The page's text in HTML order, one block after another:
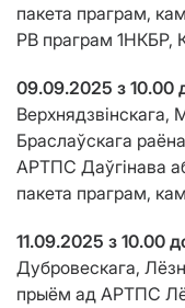
пакета праграм,
РВ праграм 1НКБР,
09.09.2025 з 10.00
Верхнядзвінскага,
Браслаўскага
АРТПС Даўгінава
пакета праграм,
11.09.2025 з 10.00
Дубровескага,
прыём ад АРТПС